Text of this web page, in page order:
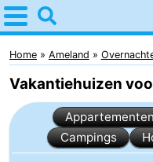
Home
Ameland
Tips
Voor
Home Ameland
Vakantiehuizen
Campings